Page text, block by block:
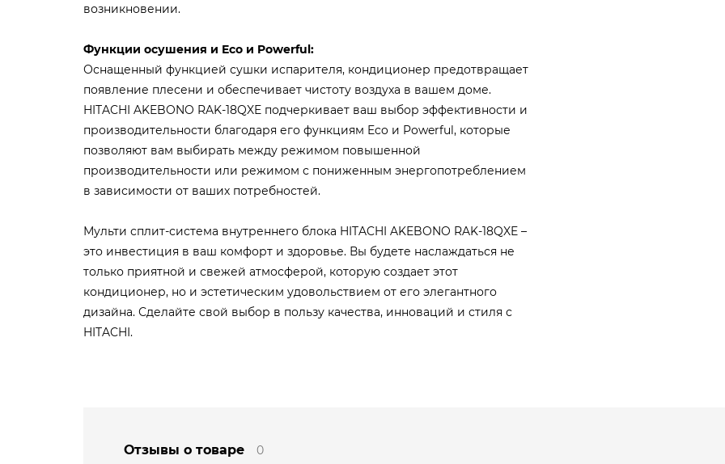
возникновении.
Функции осушения и Eco и Powerful:
Оснащенный функцией сушки испарителя, кондиционер предотвращает
появление плесени и обеспечивает чистоту воздуха в вашем доме.
HITACHI AKEBONO RAK-18QXE подчеркивает ваш выбор эффективности и
производительности благодаря его функциям Eco и Powerful, которые
позволяют вам выбирать между режимом повышенной
производительности или режимом с пониженным энергопотреблением
в зависимости от ваших потребностей.
Мульти сплит-система внутреннего блока HITACHI AKEBONO RAK-18QXE –
это инвестиция в ваш комфорт и здоровье. Вы будете наслаждаться не
только приятной и свежей атмосферой, которую создает этот
кондиционер, но и эстетическим удовольствием от его элегантного
дизайна. Сделайте свой выбор в пользу качества, инноваций и стиля с
HITACHI.
Отзывы о товаре
0